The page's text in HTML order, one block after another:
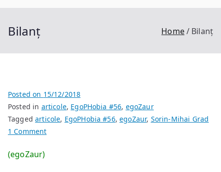
Bilanț Home Bilanț
Posted on 15/12/2018
Posted in articole, EgoPHobia #56, egoZaur
Taggedarticole, EgoPHobia #56,egoZaur, Sorin-Mihai Grad
1 Commenton
(egoZaur)